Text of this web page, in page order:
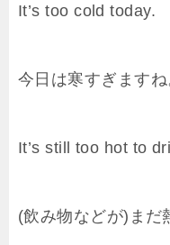
It’s too cold today.
今日は寒すぎますね
It’s still too hot to
(飲み物などが)まだ